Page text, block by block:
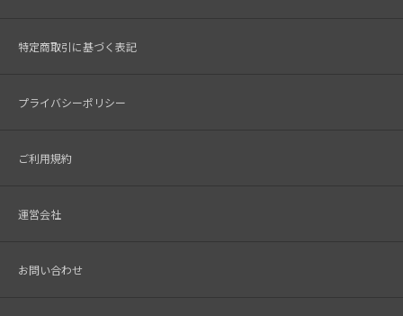
特定商取引に基づく表記
プライバシーポリシー
ご利用規約
運営会社
お問い合わせ